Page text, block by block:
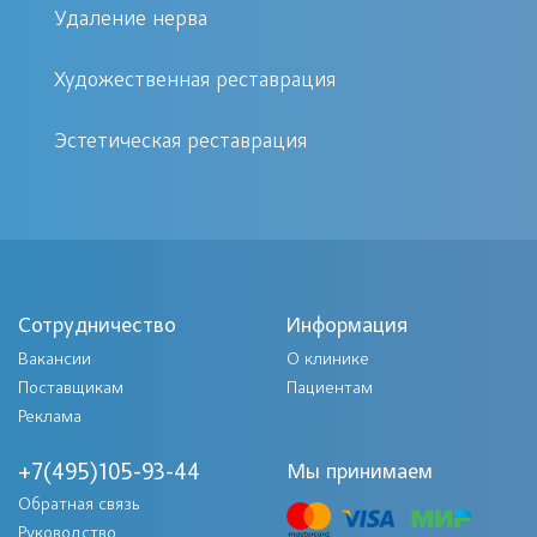
пародонотом. Соответственно,
название пародонтоз и пародонтит.
зуба называют гингивит.
Нарушение гигиенических
процедур
Авитаминоз
препаратов
Ослабление иммунитета
Удаление нерва
Художественная реставрация
Эстетическая реставрация
Сотрудничество
Вакансии
Поставщикам
Реклама
Информация
О клинике
Пациентам
+7(495)105-93-44
Обратная связь
Мы принимаем